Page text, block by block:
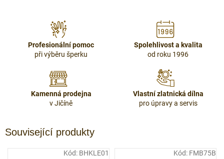
Profesionální pomoc
při výběru šperku
Spolehlivost a kvalita
od roku 1996
Kamenná prodejna
v Jičíně
Vlastní zlatnická dílna
pro úpravy a servis
Související produkty
Kód: BHKLE01 Kód: FMB75B